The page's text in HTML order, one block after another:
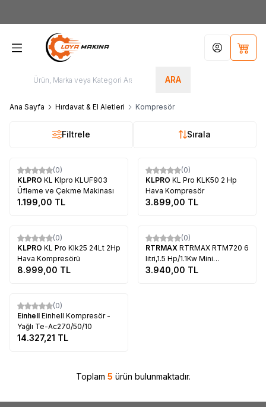
ARA
Hesabım
Ana Sayfa Hırdavat & El Aletleri Kompresör
Filtrele Sırala
(0)
KLPRO KL Klpro KLUF903
Üfleme ve Çekme Makinası
1.199,00 TL
(0)
KLPRO KL Pro KLK50 2 Hp
Hava Kompresör
3.899,00 TL
(0)
KLPRO KL Pro Klk25 24Lt 2Hp
Hava Kompresörü
8.999,00 TL
(0)
RTRMAX RTRMAX RTM720 6
litri,1.5 Hp/1.1Kw Mini
Kompresör Yağsız
3.940,00 TL
(0)
Einhell Einhell Kompresör -
Yağlı Te-Ac270/50/10
14.327,21 TL
Toplam 5 ürün bulunmaktadır.